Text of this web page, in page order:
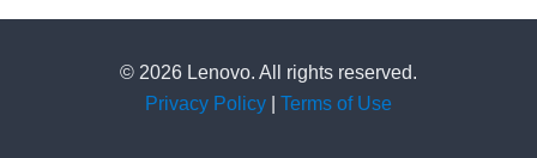
© 2026 Lenovo. All rights reserved.
Privacy Policy
Terms of Use